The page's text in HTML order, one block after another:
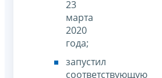
23
марта
2020
года;
запустил
соответствующую